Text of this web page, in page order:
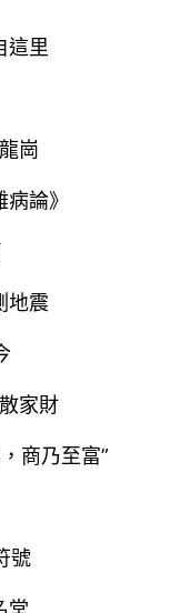
這里
崗
論》
地震
家財
商乃至富”
號